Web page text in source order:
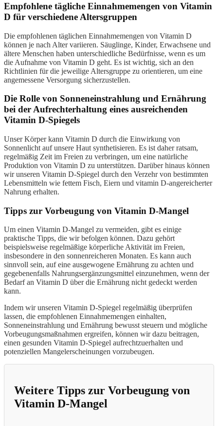
Empfohlene tägliche Einnahmemengen von Vitamin
D für verschiedene Altersgruppen
Die empfohlenen täglichen Einnahmemengen von Vitamin D
können je nach Alter variieren. Säuglinge, Kinder, Erwachsene und
ältere Menschen haben unterschiedliche Bedürfnisse, wenn es um
die Aufnahme von Vitamin D geht. Es ist wichtig, sich an den
Richtlinien für die jeweilige Altersgruppe zu orientieren, um eine
angemessene Versorgung sicherzustellen.
Die Rolle von Sonneneinstrahlung und Ernährung
bei der Aufrechterhaltung eines ausreichenden
Vitamin D-Spiegels
Unser Körper kann Vitamin D durch die Einwirkung von
Sonnenlicht auf unsere Haut synthetisieren. Es ist daher ratsam,
regelmäßig Zeit im Freien zu verbringen, um eine natürliche
Produktion von Vitamin D zu unterstützen. Darüber hinaus können
wir unseren Vitamin D-Spiegel durch den Verzehr von bestimmten
Lebensmitteln wie fettem Fisch, Eiern und vitamin D-angereicherter
Nahrung erhalten.
Tipps zur Vorbeugung von Vitamin D-Mangel
Um einen Vitamin D-Mangel zu vermeiden, gibt es einige
praktische Tipps, die wir befolgen können. Dazu gehört
beispielsweise regelmäßige körperliche Aktivität im Freien,
insbesondere in den sonnenreicheren Monaten. Es kann auch
sinnvoll sein, auf eine ausgewogene Ernährung zu achten und
gegebenenfalls Nahrungsergänzungsmittel einzunehmen, wenn der
Bedarf an Vitamin D über die Ernährung nicht gedeckt werden
kann.
Indem wir unseren Vitamin D-Spiegel regelmäßig überprüfen
lassen, die empfohlenen Einnahmemengen einhalten,
Sonneneinstrahlung und Ernährung bewusst steuern und mögliche
Vorbeugungsmaßnahmen ergreifen, können wir dazu beitragen,
einen gesunden Vitamin D-Spiegel aufrechtzuerhalten und
potenziellen Mangelerscheinungen vorzubeugen.
Weitere Tipps zur Vorbeugung von
Vitamin D-Mangel